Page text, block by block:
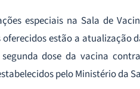
especiais na Sala de
estão a atualização
dose da vacina
pelo Ministério da